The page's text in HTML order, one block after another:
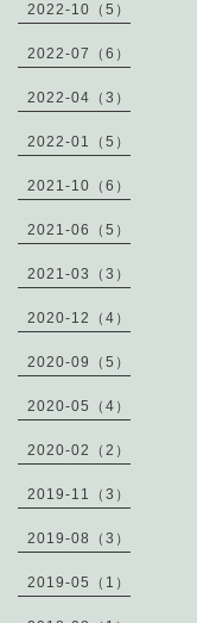
2022-10（5）
2022-07（6）
2022-04（3）
2022-01（5）
2021-10（6）
2021-06（5）
2021-03（3）
2020-12（4）
2020-09（5）
2020-05（4）
2020-02（2）
2019-11（3）
2019-08（3）
2019-05（1）